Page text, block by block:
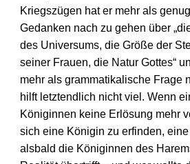
Kriegszügen hat er mehr als
Gedanken nach zu gehen über
des Universums, die Größe der
seiner Frauen, die Natur Gottes“
mehr als grammatikalische Frage
hilft letztendlich nicht viel. Wenn
Königinnen keine Erlösung mehr
sich eine Königin zu erfinden,
alsbald die Königinnen des